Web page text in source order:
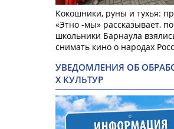
Кокошники, руны и тухья:
«Этно -мы» рассказывает,
школьники Барнаула
снимать кино о народах
УВЕДОМЛЕНИЯ ОБ
Х КУЛЬТУР